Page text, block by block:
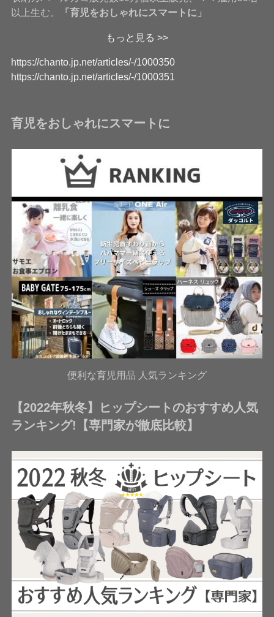
以上生む。
「育児をおしゃれにスマートに」
もっと見る >>
https://chanto.jp.net/articles/-/1000350
https://chanto.jp.net/articles/-/1000351
育児をおしゃれにスマートに
便利な育児用品 人気ランキング
【2022年秋冬】ヒップシートのおすすめ人気
ランキング!【専門家が徹底比較】